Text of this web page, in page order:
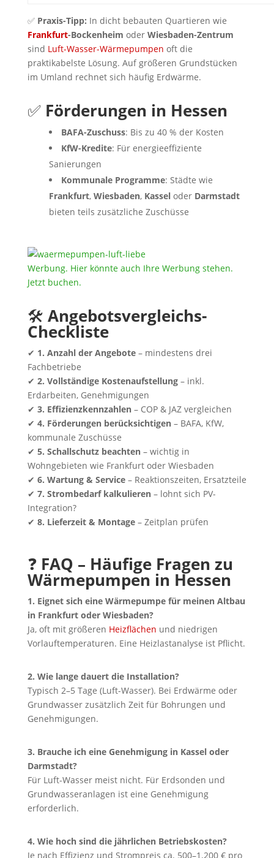
✅ Praxis-Tipp: In dicht bebauten Quartieren wie
Frankfurt-Bockenheim oder Wiesbaden-Zentrum
sind Luft-Wasser-Wärmepumpen oft die
praktikabelste Lösung. Auf größeren Grundstücken
im Umland rechnet sich häufig Erdwärme.
✅ Förderungen in Hessen
BAFA-Zuschuss: Bis zu 40 % der Kosten
KfW-Kredite: Für energieeffiziente
Sanierungen
Kommunale Programme: Städte wie
Frankfurt, Wiesbaden, Kasseloder Darmstadt
bieten teils zusätzliche Zuschüsse
Werbung. Hier könnte auch Ihre Werbung stehen.
Jetzt buchen.
🛠 Angebotsvergleichs-
Checkliste
✔ 1. Anzahl der Angebote– mindestens drei
Fachbetriebe
✔ 2. Vollständige Kostenaufstellung– inkl.
Erdarbeiten, Genehmigungen
✔ 3. Effizienzkennzahlen– COP & JAZ vergleichen
✔ 4. Förderungen berücksichtigen– BAFA, KfW,
kommunale Zuschüsse
✔ 5. Schallschutz beachten– wichtig in
Wohngebieten wie Frankfurt oder Wiesbaden
✔ 6. Wartung & Service– Reaktionszeiten, Ersatzteile
✔ 7. Strombedarf kalkulieren– lohnt sich PV-
Integration?
✔ 8. Lieferzeit & Montage– Zeitplan prüfen
❓ FAQ – Häufige Fragen zu
Wärmepumpen in Hessen
1. Eignet sich eine Wärmepumpe für meinen Altbau
in Frankfurt oder Wiesbaden?
Ja, oft mit größeren Heizflächen und niedrigen
Vorlauftemperaturen. Eine Heizlastanalyse ist Pflicht.
2. Wie lange dauert die Installation?
Typisch 2–5 Tage (Luft-Wasser). Bei Erdwärme oder
Grundwasser zusätzlich Zeit für Bohrungen und
Genehmigungen.
3. Brauche ich eine Genehmigung in Kassel oder
Darmstadt?
Für Luft-Wasser meist nicht. Für Erdsonden und
Grundwasseranlagen ist eine Genehmigung
erforderlich.
4. Wie hoch sind die jährlichen Betriebskosten?
Je nach Effizienz und Strompreis ca. 500–1.200 € pro